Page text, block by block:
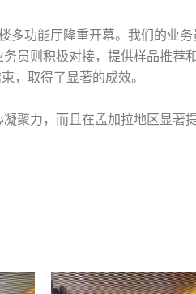
功能厅隆重开幕。我们的业务
员则积极对接，提供样品推荐
，取得了显著的成效。
力，而且在孟加拉地区显著